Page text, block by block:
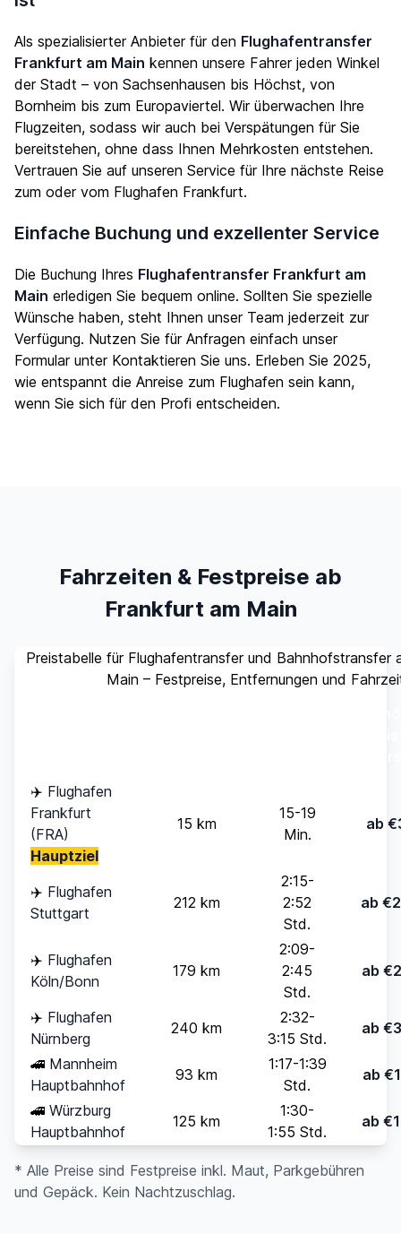
Als spezialisierter Anbieter für den Flughafentransfer
Frankfurt am Main kennen unsere Fahrer jeden Winkel
der Stadt – von Sachsenhausen bis Höchst, von
Bornheim bis zum Europaviertel. Wir überwachen Ihre
Flugzeiten, sodass wir auch bei Verspätungen für Sie
bereitstehen, ohne dass Ihnen Mehrkosten entstehen.
Vertrauen Sie auf unseren Service für Ihre nächste Reise
zum oder vom Flughafen Frankfurt.
Einfache Buchung und exzellenter Service
Die Buchung Ihres Flughafentransfer Frankfurt am
Main erledigen Sie bequem online. Sollten Sie spezielle
Wünsche haben, steht Ihnen unser Team jederzeit zur
Verfügung. Nutzen Sie für Anfragen einfach unser
Formular unter Kontaktieren Sie uns. Erleben Sie 2025,
wie entspannt die Anreise zum Flughafen sein kann,
wenn Sie sich für den Profi entscheiden.
Fahrzeiten & Festpreise ab
Frankfurt am Main
Preistabelle für Flughafentransfer und Bahnhofstransfer
Main – Festpreise, Entfernungen und
✈️ Flughafen
Frankfurt
(FRA)
Hauptziel
15 km
15-19
Min.
ab
✈️ Flughafen
Stuttgart
212 km
2:15-
2:52
Std.
ab
✈️ Flughafen
Köln/Bonn
179 km
2:09-
2:45
Std.
ab
✈️ Flughafen
Nürnberg
240 km
2:32-
3:15 Std.
ab
🚄 Mannheim
Hauptbahnhof
93 km
1:17-1:39
Std.
ab
🚄 Würzburg
Hauptbahnhof
125 km
1:30-
1:55 Std.
ab
* Alle Preise sind Festpreise inkl. Maut, Parkgebühren
und Gepäck. Kein Nachtzuschlag.